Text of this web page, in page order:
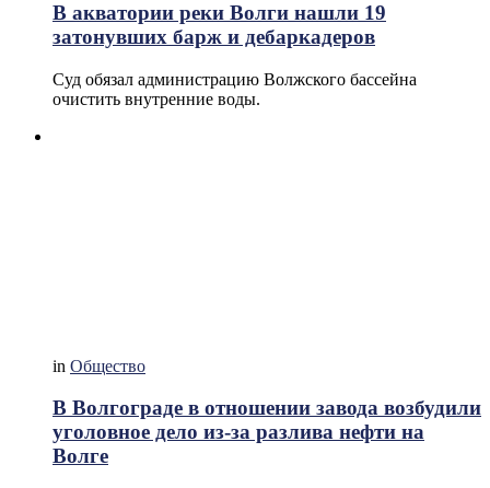
В акватории реки Волги нашли 19
затонувших барж и дебаркадеров
Суд обязал администрацию Волжского бассейна
очистить внутренние воды.
in Общество
В Волгограде в отношении завода возбудили
уголовное дело из-за разлива нефти на
Волге